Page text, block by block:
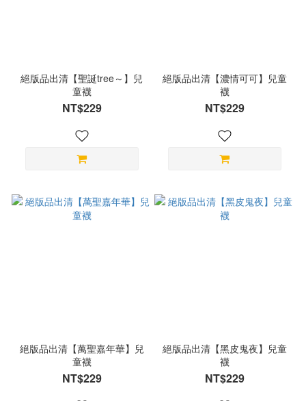
絕版品出清【聖誕tree～】兒
童襪
NT$229
絕版品出清【濃情可可】兒童
襪
NT$229
絕版品出清【萬聖嘉年華】兒
童襪
NT$229
絕版品出清【黑皮鬼夜】兒童
襪
NT$229